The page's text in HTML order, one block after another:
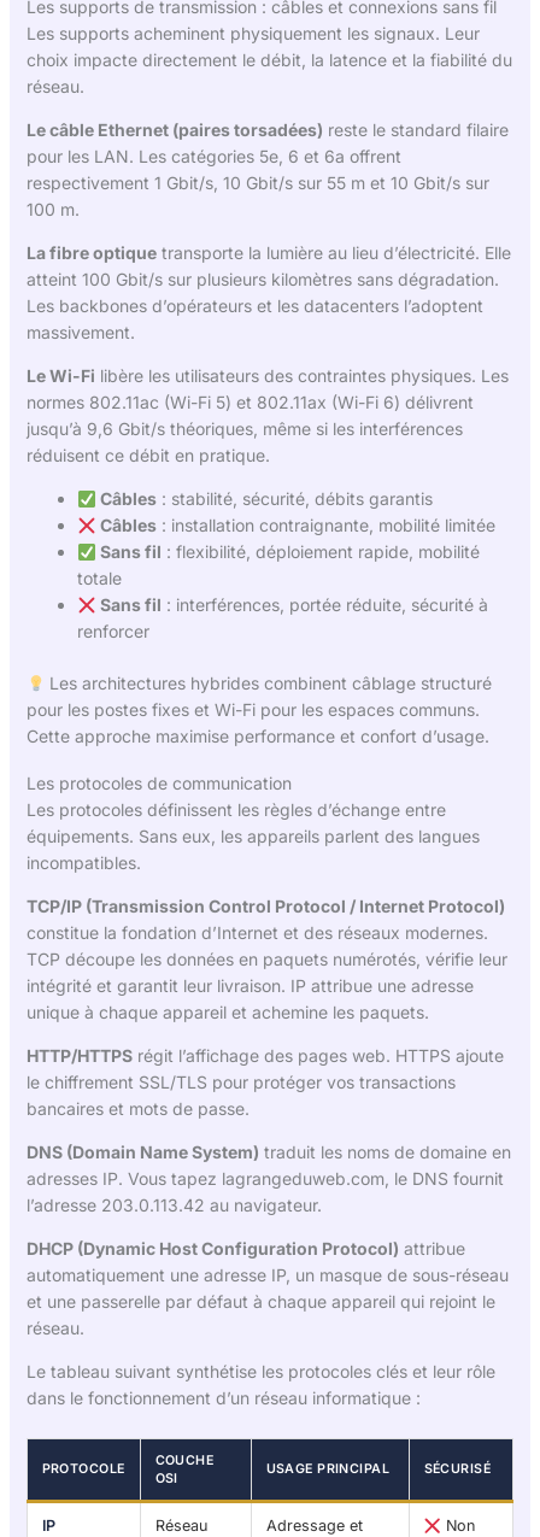
Les supports de transmission : câbles et connexions sans fil
Les supports acheminent physiquement les signaux. Leur
choix impacte directement le débit, la latence et la fiabilité du
réseau.
Le câble Ethernet (paires torsadées) reste le standard filaire
pour les LAN. Les catégories 5e, 6 et 6a offrent
respectivement 1 Gbit/s, 10 Gbit/s sur 55 m et 10 Gbit/s sur
100 m.
La fibre optiquetransporte la lumière au lieu d’électricité. Elle
atteint 100 Gbit/s sur plusieurs kilomètres sans dégradation.
Les backbones d’opérateurs et les datacenters l’adoptent
massivement.
Le Wi-Fi libère les utilisateurs des contraintes physiques. Les
normes 802.11ac (Wi-Fi 5) et 802.11ax (Wi-Fi 6) délivrent
jusqu’à 9,6 Gbit/s théoriques, même si les interférences
réduisent ce débit en pratique.
Câbles : stabilité, sécurité, débits garantis
Câbles : installation contraignante, mobilité limitée
Sans fil : flexibilité, déploiement rapide, mobilité
totale
Sans fil : interférences, portée réduite, sécurité à
renforcer
Les architectures hybrides combinent câblage structuré
pour les postes fixes et Wi-Fi pour les espaces communs.
Cette approche maximise performance et confort d’usage.
Les protocoles de communication
Les protocoles définissent les règles d’échange entre
équipements. Sans eux, les appareils parlent des langues
incompatibles.
TCP/IP (Transmission Control Protocol / Internet Protocol)
constitue la fondation d’Internet et des réseaux modernes.
TCP découpe les données en paquets numérotés, vérifie leur
intégrité et garantit leur livraison. IP attribue une adresse
unique à chaque appareil et achemine les paquets.
HTTP/HTTPSrégit l’affichage des pages web. HTTPS ajoute
le chiffrement SSL/TLS pour protéger vos transactions
bancaires et mots de passe.
DNS (Domain Name System) traduit les noms de domaine en
adresses IP. Vous tapez lagrangeduweb.com, le DNS fournit
l’adresse 203.0.113.42 au navigateur.
DHCP (Dynamic Host Configuration Protocol) attribue
automatiquement une adresse IP, un masque de sous-réseau
et une passerelle par défaut à chaque appareil qui rejoint le
réseau.
Le tableau suivant synthétise les protocoles clés et leur rôle
dans le fonctionnement d’un réseau informatique :
PROTOCOLE
COUCHE
OSI
USAGE PRINCIPAL SÉCURISÉ
IP Réseau
Adressage et
Non